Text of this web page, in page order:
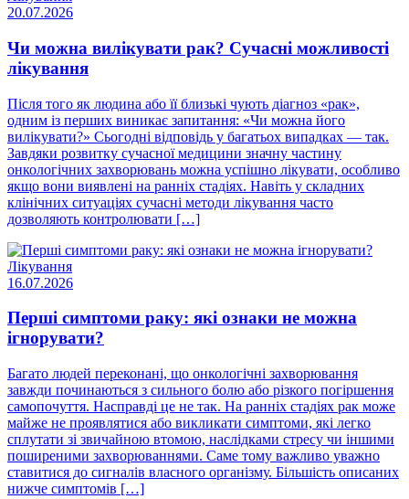
20.07.2026
Чи можна вилікувати рак? Сучасні можливості
лікування
Після того як людина або її близькі чують діагноз «рак»,
одним із перших виникає запитання: «Чи можна його
вилікувати?» Сьогодні відповідь у багатьох випадках — так.
Завдяки розвитку сучасної медицини значну частину
онкологічних захворювань можна успішно лікувати, особливо
якщо вони виявлені на ранніх стадіях. Навіть у складних
клінічних ситуаціях сучасні методи лікування часто
дозволяють контролювати […]
Лікування
16.07.2026
Перші симптоми раку: які ознаки не можна
ігнорувати?
Багато людей переконані, що онкологічні захворювання
завжди починаються з сильного болю або різкого погіршення
самопочуття. Насправді це не так. На ранніх стадіях рак може
майже не проявлятися або викликати симптоми, які легко
сплутати зі звичайною втомою, наслідками стресу чи іншими
поширеними захворюваннями. Саме тому важливо уважно
ставитися до сигналів власного організму. Більшість описаних
нижче симптомів […]